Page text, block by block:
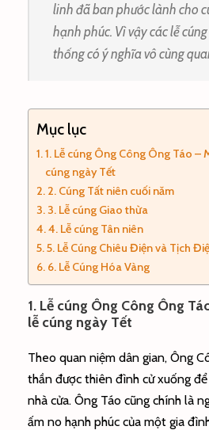
linh đã ban phước lành cho
hạnh phúc. Vì vậy các lễ
thống có ý nghĩa vô cùng
Mục lục
1. Lễ cúng Ông Công Ông Táo –
cúng ngày Tết
2. Cúng Tất niên cuối năm
3. Lễ cúng Giao thừa
4. Lễ cúng Tân niên
5. Lễ Cúng Chiêu Điện và Tịch
6. Lễ Cúng Hóa Vàng
1. Lễ cúng Ông Công Ông
lễ cúng ngày Tết
Theo quan niệm dân gian, Ông
thần được thiên đình cử xuống
nhà cửa. Ông Táo cũng chính là
ấm no hạnh phúc của một gia